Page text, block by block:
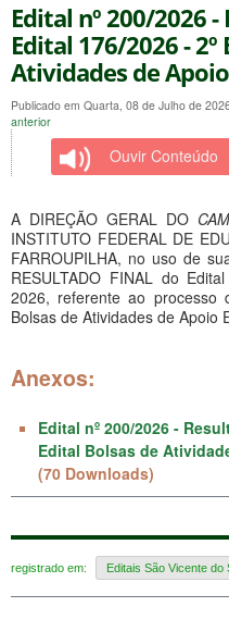
Edital nº 200/2026
Edital 176/2026 -
Atividades de
Publicado em Quarta, 08 de Julho de
anterior
Ouvir Conteúdo
A DIREÇÃO GERAL DO
INSTITUTO FEDERAL DE
FARROUPILHA, no uso de
RESULTADO FINAL do
2026, referente ao processo
Bolsas de Atividades de Apoio
Anexos:
Edital nº 200/2026 -
Edital Bolsas de
(70 Downloads)
registrado em: Editais São Vicente do